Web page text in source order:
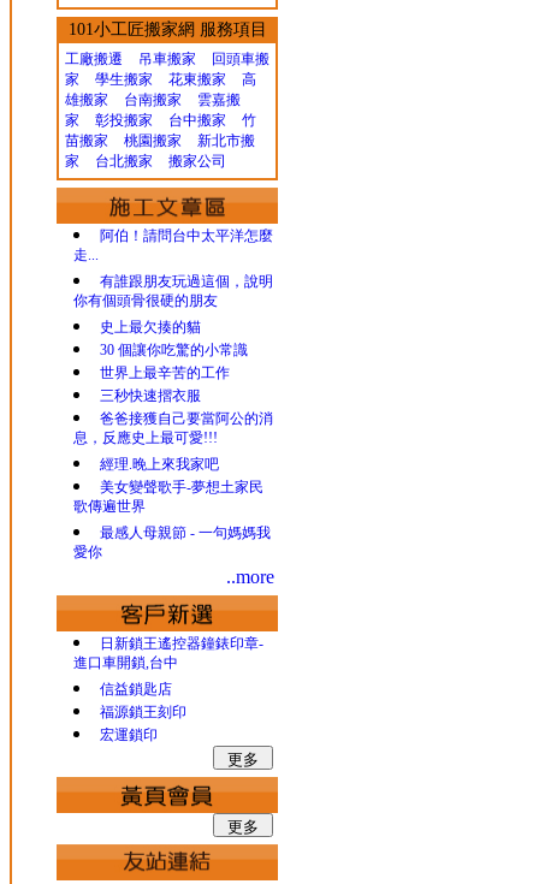
101小工匠搬家網 服務項目
工廠搬遷 吊車搬家
回頭車搬
家
學生搬家 花東搬家
高
雄搬家
台南搬家
雲嘉搬
家
彰投搬家 台中搬家
竹
苗搬家
桃園搬家
新北市搬
家
台北搬家 搬家公司
阿伯！請問台中太平洋怎麼
走...
有誰跟朋友玩過這個，說明
你有個頭骨很硬的朋友
史上最欠揍的貓
30 個讓你吃驚的小常識
世界上最辛苦的工作
三秒快速摺衣服
爸爸接獲自己要當阿公的消
息，反應史上最可愛!!!
經理.晚上來我家吧
美女變聲歌手-夢想土家民
歌傳遍世界
最感人母親節 - 一句媽媽我
愛你
..more
日新鎖王遙控器鐘錶印章-
進口車開鎖,台中
信益鎖匙店
福源鎖王刻印
宏運鎖印